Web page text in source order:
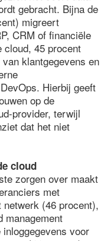
gebracht. Bijna de
migreert
CRM of financiële
cloud, 45 procent
klantgegevens en
Hierbij geeft
op de
provider, terwijl
dat het niet
cloud
zorgen over maakt
met
(46 procent),
management
voor